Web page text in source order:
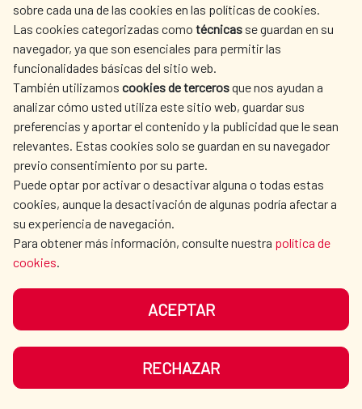
de la AECID y cuenta con una financiación
local de 2,5 millones de euros, aportados
por el Banco de Desarrollo del Ecuador.
Como parte del lanzamiento, que se celebró
en la ciudad de Quito, tuvo lugar la firma del
Convenio de Cooperación Interinstitucional
entre el MAATE y el BDE, representados por
la viceministra del Agua Maria Luisa Cruz, el
subgerente general de Negocios del BDE,
Omar Alvarado. En el acto estuvieron
presentes también Elena Palomar,
Española en Ecuador; Emma Orejudo, jefa
del Departamento del Fondo de
Cooperación para Agua y Saneamiento; el
Delegado de la Cancillería ecuatoriana,
La Cooperación Española sigue
impulsando el agua y el
saneamiento en las zonas rurales
con tres nuevos programas por
valor de 4,6 millones de euros
El Consejo de Ministros aprueba tres
iniciativas del Fondo de Cooperación para
Agua y Saneamiento (FCAS) en Guatemala y
Ecuador.
AMÉRICA LATINA Y CARIBE | Agua y saneamiento
Salud | Guatemala | Ecuador | Cooperación al Desarrollo
READ MORE
sobre cada una de las cookies en las políticas de cookies.
Las cookies categorizadas como técnicas se guardan en su
navegador, ya que son esenciales para permitir las
funcionalidades básicas del sitio web.
También utilizamos cookies de tercerosque nos ayudan a
analizar cómo usted utiliza este sitio web, guardar sus
preferencias y aportar el contenido y la publicidad que le sean
relevantes. Estas cookies solo se guardan en su navegador
previo consentimiento por su parte.
Puede optar por activar o desactivar alguna o todas estas
cookies, aunque la desactivación de algunas podría afectar a
su experiencia de navegación.
Para obtener más información, consulte nuestra política de
cookies.
ACEPTAR
RECHAZAR